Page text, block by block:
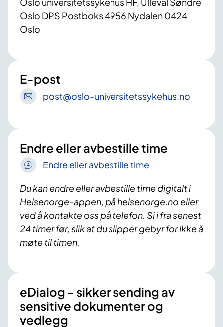
Oslo DPS Postboks 4956 Nydalen 0424
Oslo
E-post
post@oslo-universitetssykehus.no
Endre eller avbestille time
Endre eller avbestille time
Du kan endre eller avbestille time digitalt i
Helsenorge-appen, på helsenorge.no eller
ved å kontakte oss på telefon. Si i fra senest
24 timer før, slik at du slipper gebyr for ikke å
møte til timen.
eDialog - sikker sending av
sensitive dokumenter og
vedlegg